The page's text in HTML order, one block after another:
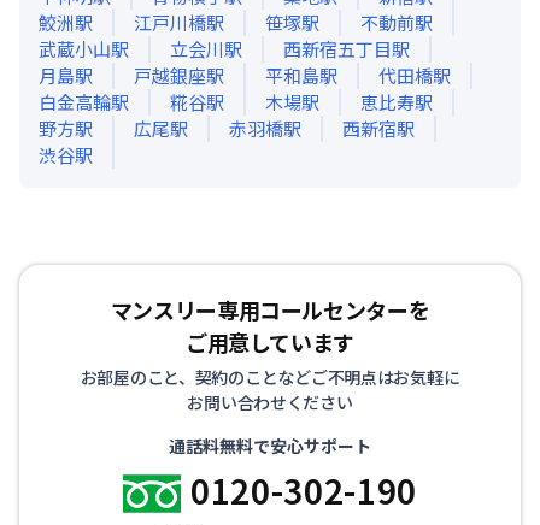
鮫洲駅 江戸川橋駅 笹塚駅 不動前駅
武蔵小山駅 立会川駅 西新宿五丁目駅
月島駅 戸越銀座駅 平和島駅 代田橋駅
白金高輪駅 糀谷駅 木場駅 恵比寿駅
野方駅 広尾駅 赤羽橋駅 西新宿駅
渋谷駅
マンスリー専用コールセンターを
ご用意しています
お部屋のこと、契約のことなどご不明点はお気軽に
お問い合わせください
通話料無料で安心サポート
0120-302-190